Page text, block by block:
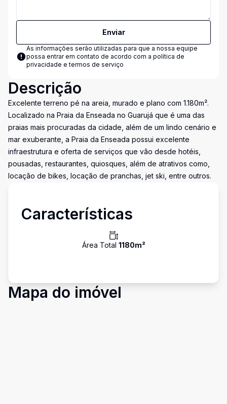
Enviar
As informações serão utilizadas para que a nossa equipe
possa entrar em contato de acordo com a política de
privacidade e termos de serviço
Descrição
Excelente terreno pé na areia, murado e plano com 1.180m².
Localizado na Praia da Enseada no Guarujá que é uma das
praias mais procuradas da cidade, além de um lindo cenário e
mar exuberante, a Praia da Enseada possui excelente
infraestrutura e oferta de serviços que vão desde hotéis,
pousadas, restaurantes, quiosques, além de atrativos como,
locação de bikes, locação de pranchas, jet ski, entre outros.
Características
Área Total 1180m²
Mapa do imóvel